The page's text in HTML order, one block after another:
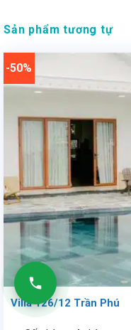
Sản phẩm tương tự
-50%
Villa 126/12 Trần Phú